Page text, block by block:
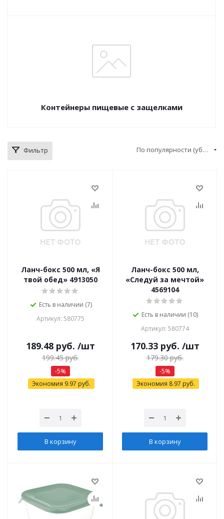
Контейнеры пищевые с защелками
Фильтр По популярности (убывание)
Ланч-бокс 500 мл, «Я
твой обед» 4913050
Есть в наличии (7)
Артикул: 580775
189.48руб. /шт
199.45руб.
-5%
Экономия 9.97 руб.
В корзину
Ланч-бокс 500 мл,
«Следуй за мечтой»
4569104
Есть в наличии (10)
Артикул: 580774
170.33руб. /шт
179.30руб.
-5%
Экономия 8.97 руб.
В корзину